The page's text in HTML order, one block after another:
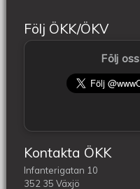
Följ ÖKK/ÖKV
Följ oss
Kontakta ÖKK
Infanterigatan 10
352 35 Växjö